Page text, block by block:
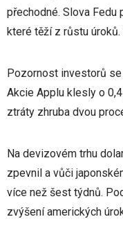
přechodné. Slova Fedu
které těží z růstu
Pozornost investorů se
Akcie Applu klesly o
ztráty zhruba dvou
Na devizovém trhu
zpevnil a vůči
více než šest týdnů.
zvýšení amerických